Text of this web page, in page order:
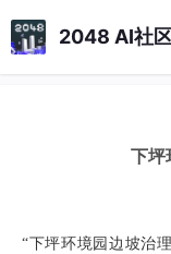
2048 AI社
下坪
“下坪环境园边坡治